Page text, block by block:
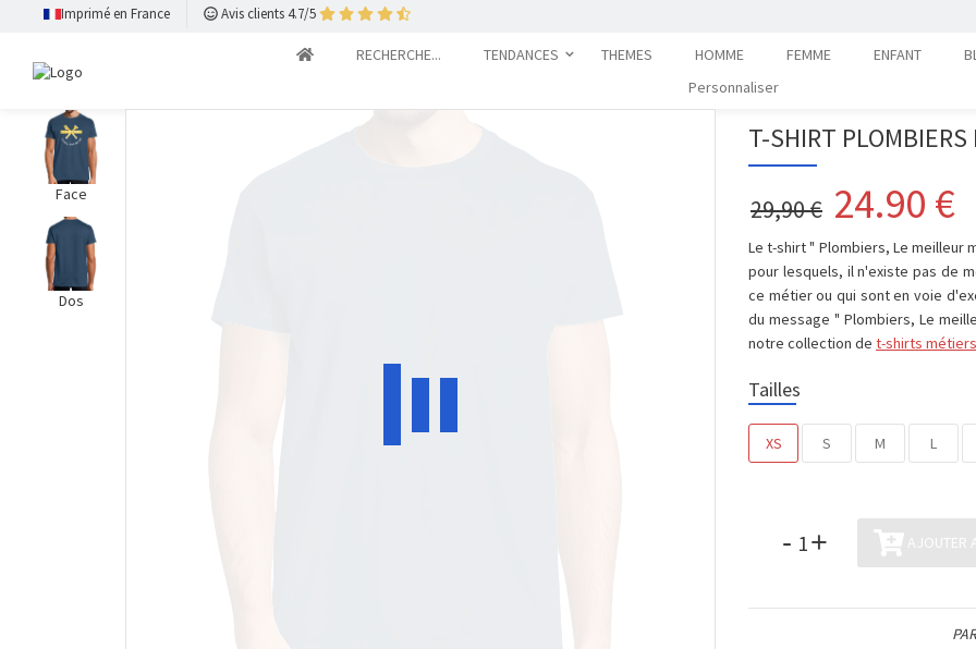
Imprimé en France Avis clients 4.7/5
RECHERCHE... TENDANCES THEMES HOMME FEMME ENFANT
Personnaliser
Face
Dos
T-SHIRT PLOMBIERS
29,90 € 24.90 €
Le t-shirt " Plombiers, Le
pour lesquels, il n'existe pas de
ce métier ou qui sont en voie
du message " Plombiers, Le
notre collection de t-shirts métiers
Tailles
XS S M L
- + AJOUTER